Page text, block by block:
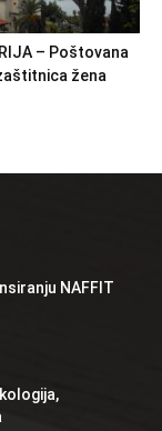
– Poštovana
žena
NAFFIT